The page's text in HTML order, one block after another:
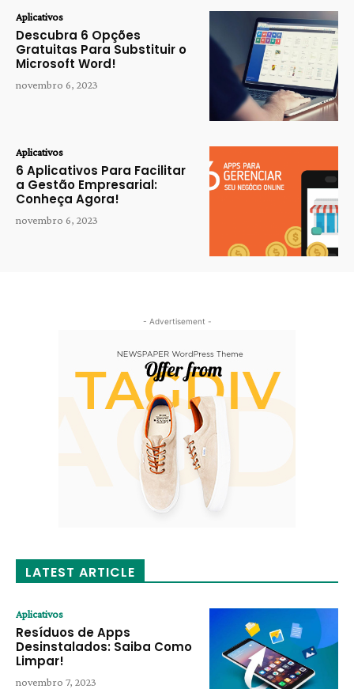
Aplicativos
Descubra 6 Opções
Gratuitas Para Substituir o
Microsoft Word!
novembro 6, 2023
Aplicativos
6 Aplicativos Para Facilitar
a Gestão Empresarial:
Conheça Agora!
novembro 6, 2023
- Advertisement -
LATEST ARTICLE
Aplicativos
Resíduos de Apps
Desinstalados: Saiba Como
Limpar!
novembro 7, 2023